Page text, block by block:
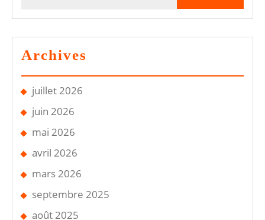
Archives
juillet 2026
juin 2026
mai 2026
avril 2026
mars 2026
septembre 2025
août 2025